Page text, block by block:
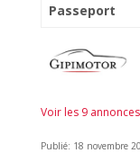
Passeport
Voir les 9
Publié: 18 novembre